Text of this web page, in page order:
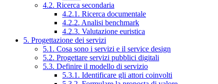
4.2. Ricerca secondaria
4.2.1. Ricerca documentale
4.2.2. Analisi benchmark
4.2.3. Valutazione euristica
5. Progettazione dei servizi
5.1. Cosa sono i servizi e il service design
5.2. Progettare servizi pubblici digitali
5.3. Definire il modello di servizio
5.3.1. Identificare gli attori coinvolti